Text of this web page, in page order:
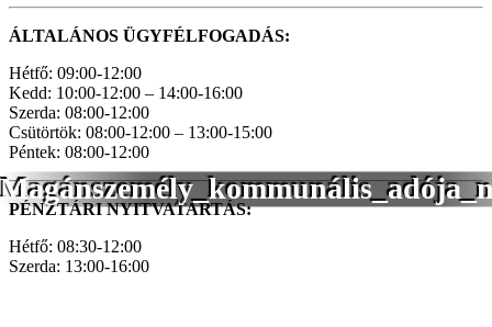
ÁLTALÁNOS ÜGYFÉLFOGADÁS:
Hétfő: 09:00-12:00
Kedd: 10:00-12:00 – 14:00-16:00
Szerda: 08:00-12:00
Csütörtök: 08:00-12:00 – 13:00-15:00
Péntek: 08:00-12:00
PÉNZTÁRI NYITVATARTÁS:
Hétfő: 08:30-12:00
Szerda: 13:00-16:00